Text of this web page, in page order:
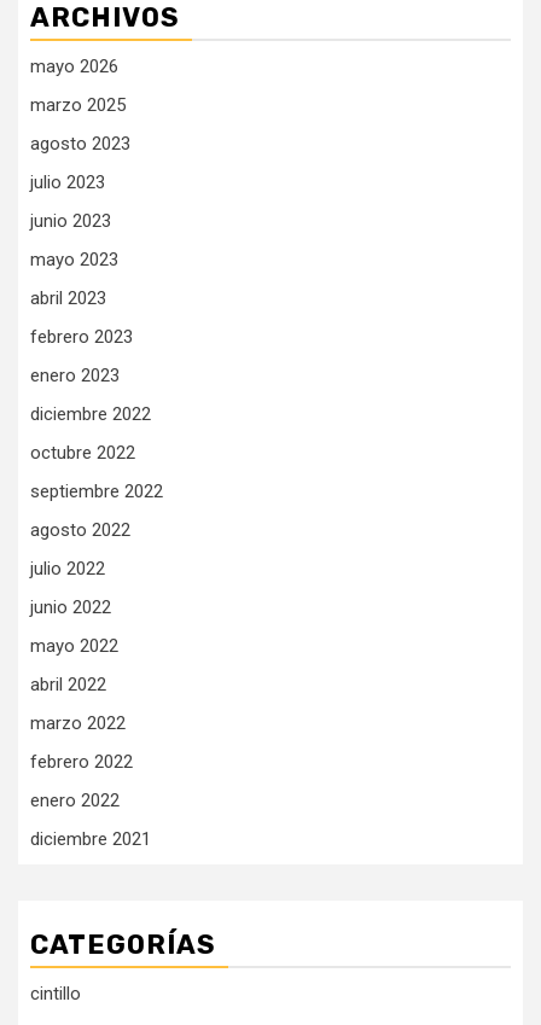
ARCHIVOS
mayo 2026
marzo 2025
agosto 2023
julio 2023
junio 2023
mayo 2023
abril 2023
febrero 2023
enero 2023
diciembre 2022
octubre 2022
septiembre 2022
agosto 2022
julio 2022
junio 2022
mayo 2022
abril 2022
marzo 2022
febrero 2022
enero 2022
diciembre 2021
CATEGORÍAS
cintillo